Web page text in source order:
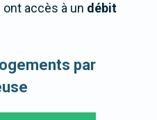
ont accès à un débit
par